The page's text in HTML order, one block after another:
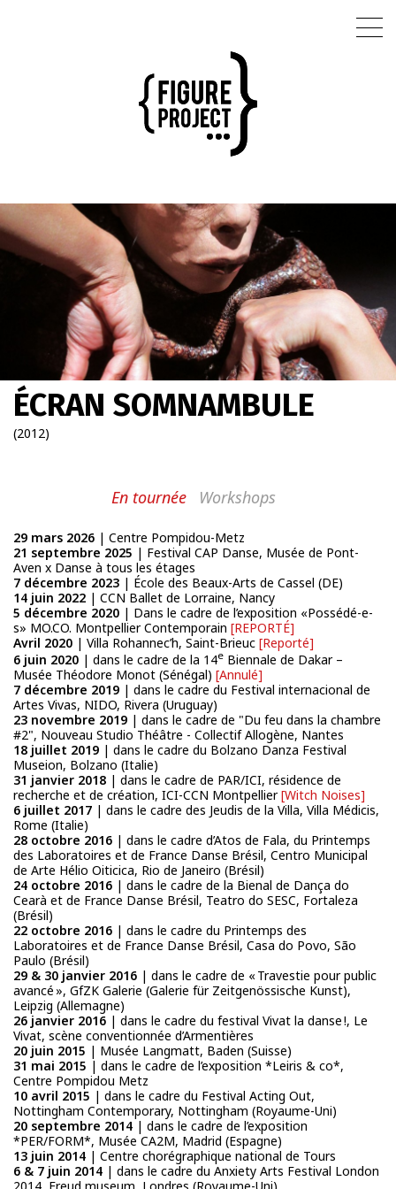
Latifa Laâbissi
AGENDA
RÉPERTOIRE
ARTISTE ASSOCIÉE - RÉSIDENCES
EXTENSION SAUVAGE
À PROPOS
Newsletter
FR |ENG
admin + 33 (0)6 42 80 82 50
prod/diff + 33 (0)6 72 99 62 20
ÉCRAN SOMNAMBULE
(2012)
En tournée Workshops
29 mars 2026 | Centre Pompidou-Metz
21 septembre 2025 | Festival CAP Danse, Musée de Pont-
Aven x Danse à tous les étages
7 décembre 2023 | École des Beaux-Arts de Cassel (DE)
14 juin 2022 | CCN Ballet de Lorraine, Nancy
5 décembre 2020 | Dans le cadre de l’exposition «Possédé-e-
s» MO.CO. Montpellier Contemporain REPORTÉ
Avril 2020 | Villa Rohannec’h, Saint-Brieuc Reporté
6 juin 2020 | dans le cadre de la 14e Biennale de Dakar –
Musée Théodore Monot (Sénégal) Annulé
7 décembre 2019 | dans le cadre du Festival internacional de
Artes Vivas, NIDO, Rivera (Uruguay)
23 novembre 2019 | dans le cadre de "Du feu dans la chambre
#2", Nouveau Studio Théâtre - Collectif Allogène, Nantes
18 juillet 2019 | dans le cadre du Bolzano Danza Festival
Museion, Bolzano (Italie)
31 janvier 2018 | dans le cadre de PAR/ICI, résidence de
recherche et de création, ICI-CCN Montpellier Witch Noises
6 juillet 2017 | dans le cadre des Jeudis de la Villa, Villa Médicis,
Rome (Italie)
28 octobre 2016 | dans le cadre d’Atos de Fala, du Printemps
des Laboratoires et de France Danse Brésil, Centro Municipal
de Arte Hélio Oiticica, Rio de Janeiro (Brésil)
24 octobre 2016 | dans le cadre de la Bienal de Dança do
Cearà et de France Danse Brésil, Teatro do SESC, Fortaleza
(Brésil)
22 octobre 2016 | dans le cadre du Printemps des
Laboratoires et de France Danse Brésil, Casa do Povo, São
Paulo (Brésil)
29 & 30 janvier 2016 | dans le cadre de « Travestie pour public
avancé », GfZK Galerie (Galerie für Zeitgenössische Kunst),
Leipzig (Allemagne)
26 janvier 2016 | dans le cadre du festival Vivat la danse !, Le
Vivat, scène conventionnée d’Armentières
20 juin 2015 | Musée Langmatt, Baden (Suisse)
31 mai 2015 | dans le cadre de l’exposition *Leiris & co*,
Centre Pompidou Metz
10 avril 2015 | dans le cadre du Festival Acting Out,
Nottingham Contemporary, Nottingham (Royaume-Uni)
20 septembre 2014 | dans le cadre de l’exposition
*PER/FORM*, Musée CA2M, Madrid (Espagne)
13 juin 2014 | Centre chorégraphique national de Tours
6 & 7 juin 2014 | dans le cadre du Anxiety Arts Festival London
2014, Freud museum, Londres (Royaume-Uni)